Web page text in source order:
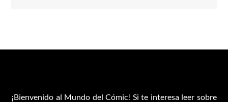
¡Bienvenido al Mundo del Cómic! Si te interesa leer sobre